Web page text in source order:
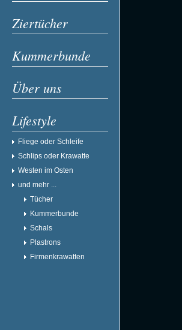
Ziertücher
Kummerbunde
Über uns
Lifestyle
Fliege oder Schleife
Schlips oder Krawatte
Westen im Osten
und mehr ...
Tücher
Kummerbunde
Schals
Plastrons
Firmenkrawatten